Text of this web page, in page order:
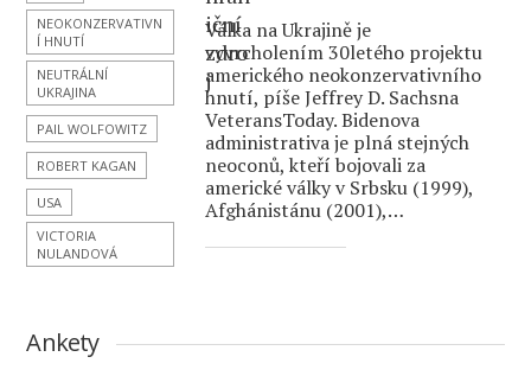
NEOKONZERVATIVN
Í HNUTÍ
NEUTRÁLNÍ
UKRAJINA
PAIL WOLFOWITZ
ROBERT KAGAN
USA
VICTORIA
NULANDOVÁ
Válka na Ukrajině je
vyvrcholením 30letého projektu
amerického neokonzervativního
hnutí, píše Jeffrey D. Sachsna
VeteransToday. Bidenova
administrativa je plná stejných
neoconů, kteří bojovali za
americké války v Srbsku (1999),
Afghánistánu (2001),…
Ankety